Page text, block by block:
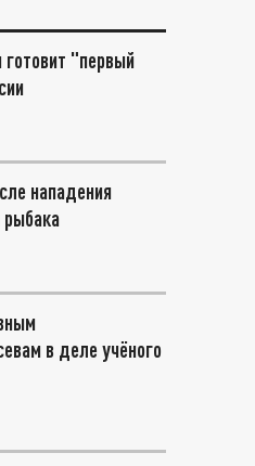
готовит "первый
нападения
рыбака
в деле учёного